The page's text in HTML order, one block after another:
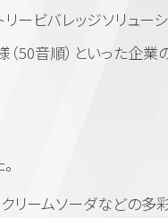
リービバレッジソリュー
（50音順）といった企業
クリームソーダなどの多